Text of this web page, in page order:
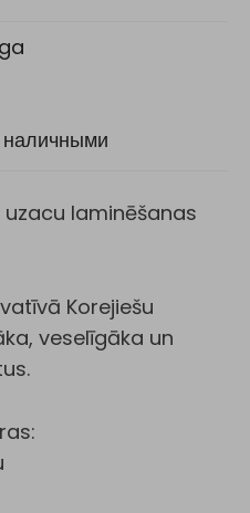
laminēšanas
Korejiešu
veselīgāka un